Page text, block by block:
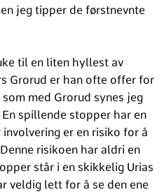
jeg tipper de førstnevnte
til en liten hyllest av
Grorud er han ofte offer for
med Grorud synes jeg
spillende stopper har en
er en risiko for å
risikoen har aldri en
står i en skikkelig Urias
veldig lett for å se den ene